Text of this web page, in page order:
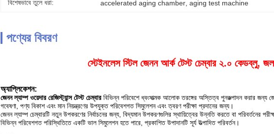
বিশেষভাবে তুলে ধরা: accelerated aging chamber , aging test machine
পণ্যের বিবরণ
স্টেইনলেস স্টিল জেনন আর্ক টেস্ট চেম্বার ২.০ কেডব্লু,
অ্যাপ্লিকেশন:
জেনন ল্যাম্প ওয়েদার রেজিস্ট্যান্স টেস্ট চেম্বারবিভিন্ন পরিবেশে ধ্বংসাত্মক আলোক তরঙ্গের অস্তিত্ব পুনরুত্পাদন করার জন্য
গবেষণা, পণ্য বিকাশ এবং মান নিয়ন্ত্রণের উপযুক্ত পরিবেশগত সিমুলেশন এবং ত্বরণ পরীক্ষা প্রদানের জন্য।
জেনন ল্যাম্প চেম্বারটি নতুন উপকরণের নির্বাচনের জন্য, বিদ্যমান উপকরণগুলির স্থায়িত্বের উন্নতি করতে বা পরিবর্তনের
বিভিন্ন পরিবেশগত পরিস্থিতিতে একটি ভাল সিমুলেশন হতে পারে, প্রকাশিত উপাদানটি সূর্য উত্পাদিত পরিবর্তন।